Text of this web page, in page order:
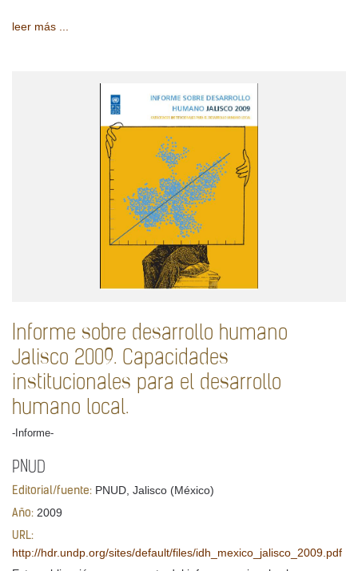
leer más ...
Informe sobre desarrollo humano
Jalisco 2009. Capacidades
institucionales para el desarrollo
humano local.
-Informe-
PNUD
Editorial/fuente: PNUD, Jalisco (México)
Año: 2009
URL:
http://hdr.undp.org/sites/default/files/idh_mexico_jalisco_2009.pdf